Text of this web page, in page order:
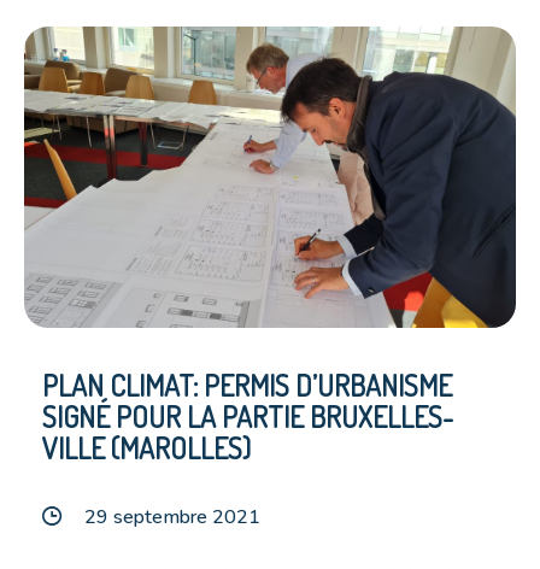
PLAN CLIMAT: PERMIS D’URBANISME
SIGNÉ POUR LA PARTIE BRUXELLES-
VILLE (MAROLLES)
29 septembre 2021